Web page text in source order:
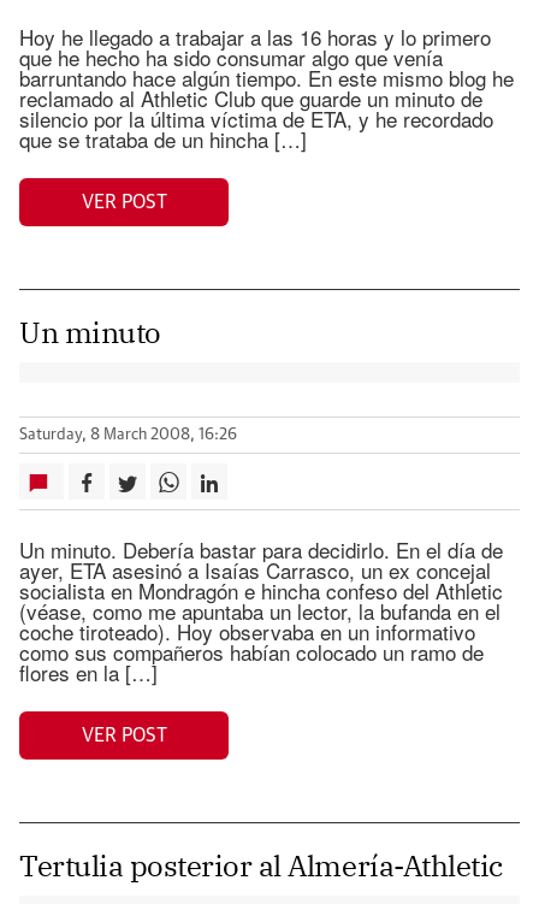
Hoy he llegado a trabajar a las 16 horas y lo primero
que he hecho ha sido consumar algo que venía
barruntando hace algún tiempo. En este mismo blog he
reclamado al Athletic Club que guarde un minuto de
silencio por la última víctima de ETA, y he recordado
que se trataba de un hincha […]
VER POST
Un minuto
Saturday, 8 March 2008, 16:26
Un minuto. Debería bastar para decidirlo. En el día de
ayer, ETA asesinó a Isaías Carrasco, un ex concejal
socialista en Mondragón e hincha confeso del Athletic
(véase, como me apuntaba un lector, la bufanda en el
coche tiroteado). Hoy observaba en un informativo
como sus compañeros habían colocado un ramo de
flores en la […]
VER POST
Tertulia posterior al Almería-Athletic